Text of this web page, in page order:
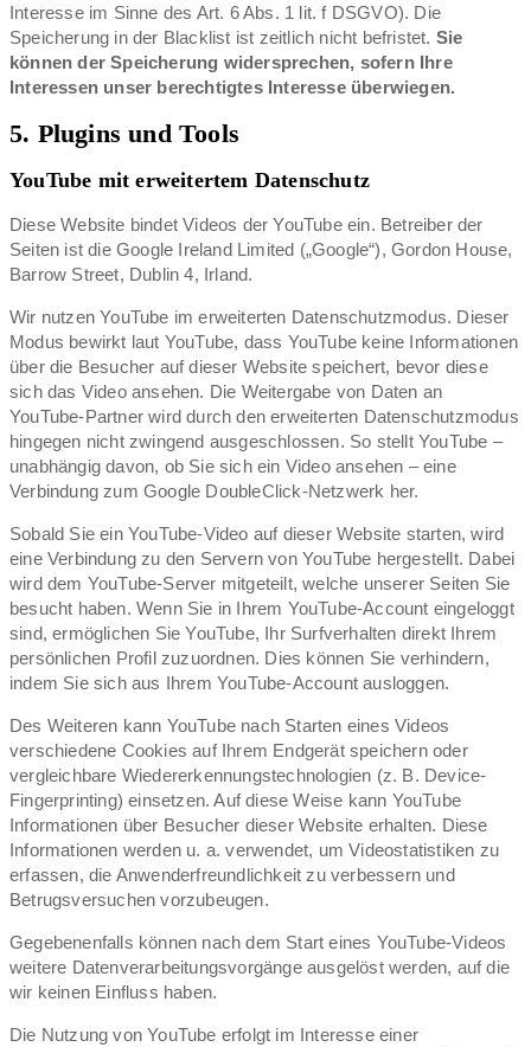
Interesse im Sinne des Art. 6 Abs. 1 lit. f DSGVO). Die
Speicherung in der Blacklist ist zeitlich nicht befristet. Sie
können der Speicherung widersprechen, sofern Ihre
Interessen unser berechtigtes Interesse überwiegen.
5. Plugins und Tools
YouTube mit erweitertem Datenschutz
Diese Website bindet Videos der YouTube ein. Betreiber der
Seiten ist die Google Ireland Limited („Google“), Gordon House,
Barrow Street, Dublin 4, Irland.
Wir nutzen YouTube im erweiterten Datenschutzmodus. Dieser
Modus bewirkt laut YouTube, dass YouTube keine Informationen
über die Besucher auf dieser Website speichert, bevor diese
sich das Video ansehen. Die Weitergabe von Daten an
YouTube-Partner wird durch den erweiterten Datenschutzmodus
hingegen nicht zwingend ausgeschlossen. So stellt YouTube –
unabhängig davon, ob Sie sich ein Video ansehen – eine
Verbindung zum Google DoubleClick-Netzwerk her.
Sobald Sie ein YouTube-Video auf dieser Website starten, wird
eine Verbindung zu den Servern von YouTube hergestellt. Dabei
wird dem YouTube-Server mitgeteilt, welche unserer Seiten Sie
besucht haben. Wenn Sie in Ihrem YouTube-Account eingeloggt
sind, ermöglichen Sie YouTube, Ihr Surfverhalten direkt Ihrem
persönlichen Profil zuzuordnen. Dies können Sie verhindern,
indem Sie sich aus Ihrem YouTube-Account ausloggen.
Des Weiteren kann YouTube nach Starten eines Videos
verschiedene Cookies auf Ihrem Endgerät speichern oder
vergleichbare Wiedererkennungstechnologien (z. B. Device-
Fingerprinting) einsetzen. Auf diese Weise kann YouTube
Informationen über Besucher dieser Website erhalten. Diese
Informationen werden u. a. verwendet, um Videostatistiken zu
erfassen, die Anwenderfreundlichkeit zu verbessern und
Betrugsversuchen vorzubeugen.
Gegebenenfalls können nach dem Start eines YouTube-Videos
weitere Datenverarbeitungsvorgänge ausgelöst werden, auf die
wir keinen Einfluss haben.
Die Nutzung von YouTube erfolgt im Interesse einer